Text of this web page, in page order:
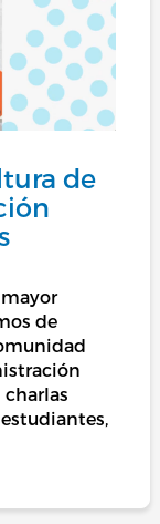
de
de
charlas